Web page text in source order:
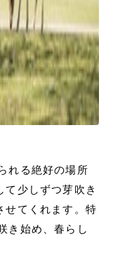
れる絶好の場所
て少しずつ芽吹き
せてくれます。特
き始め、春らし